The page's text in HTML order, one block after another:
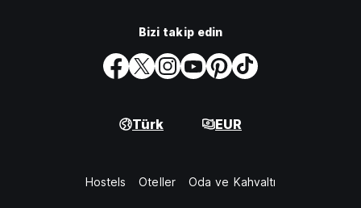
Bizi takip edin
Türk EUR
Hostels Oteller Oda ve Kahvaltı